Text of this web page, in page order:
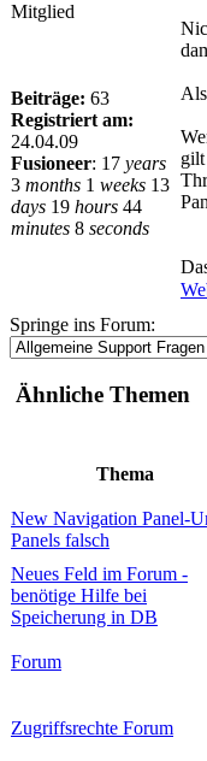
Mitglied
Beiträge: 63
Registriert am:
24.04.09
Fusioneer: 17 years
3 months 1 weeks 13
days 19 hours 44
minutes 8 seconds
gilt
Springe ins Forum:
Ähnliche Themen
Thema
New Navigation Panel-
Panels falsch
Neues Feld im Forum -
benötige Hilfe bei
Speicherung in DB
Forum
Zugriffsrechte Forum